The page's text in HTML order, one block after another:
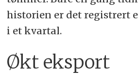
historien er det registrert
i et kvartal.
Økt eksport